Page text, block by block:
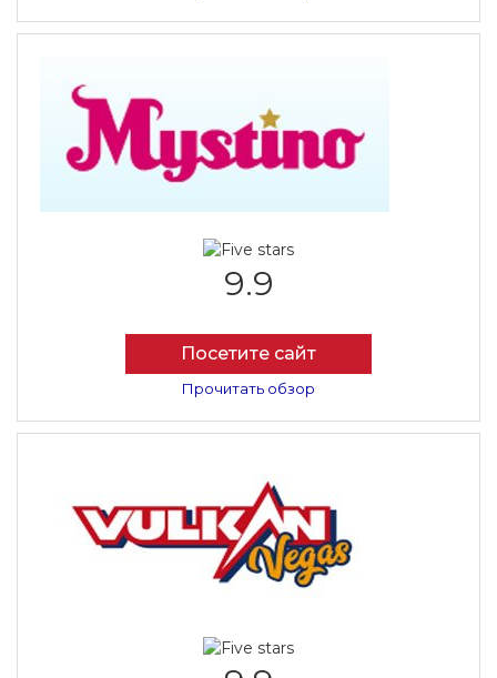
9.9
Посетите сайт
Прочитать обзор